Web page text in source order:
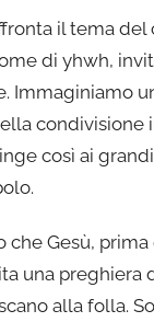
il tema
di yhwh,
Immaginiamo
così ai
Gesù,
una preghiera
alla folla.